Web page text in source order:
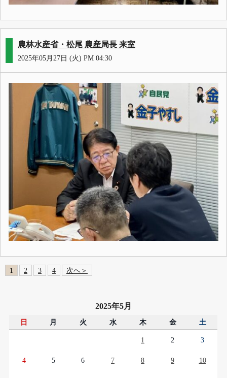
農林水産省・松尾 農産局長 来室
2025年05月27日 (火) PM 04:30
1 2 3 4 次へ＞
2025年5月
日 月 火 水 木 金 土
1 2 3
4 5 6 7 8 9 10